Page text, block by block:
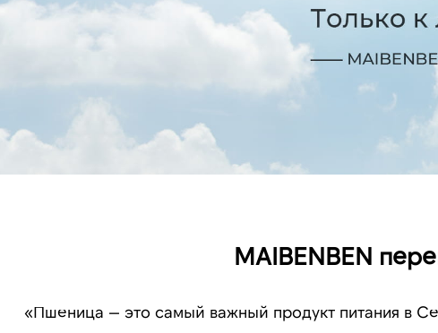
MAIBENBEN
«Пшеница — это самый важный продукт питания в